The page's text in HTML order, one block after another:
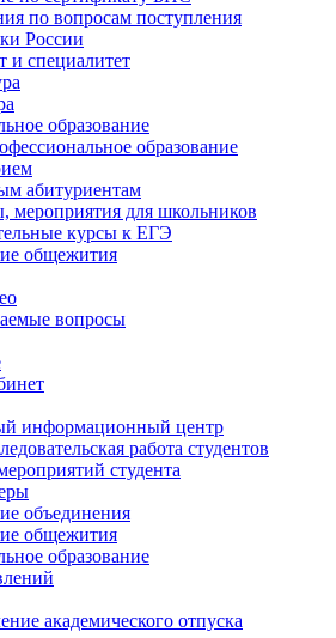
по вопросам поступления
России
и специалитет
образование
образование
абитуриентам
мероприятия для школьников
курсы к ЕГЭ
общежития
вопросы
информационный центр
работа студентов
студента
объединения
общежития
образование
академического отпуска